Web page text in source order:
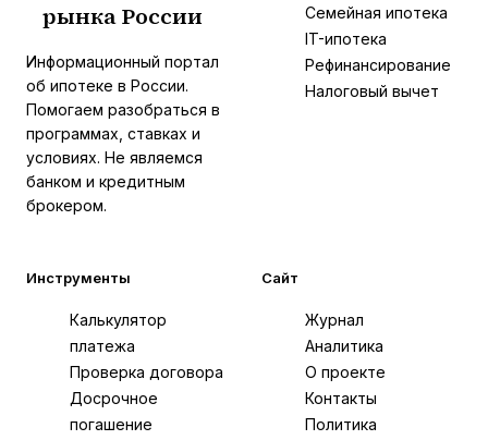
рынка России
Информационный портал
об ипотеке в России.
Помогаем разобраться в
программах, ставках и
условиях. Не являемся
банком и кредитным
брокером.
Семейная ипотека
IT-ипотека
Рефинансирование
Налоговый вычет
Инструменты
Калькулятор
платежа
Проверка договора
Досрочное
погашение
Сайт
Журнал
Аналитика
О проекте
Контакты
Политика